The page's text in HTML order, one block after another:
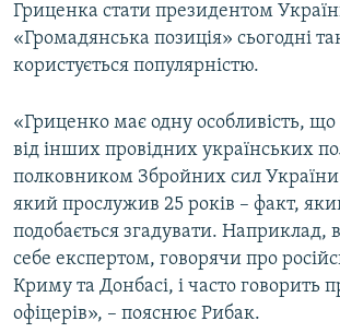
Гриценка стати президентом
«Громадянська позиція» сьогодні
користується популярністю.
«Гриценко має одну особливість, що
від інших провідних українських
полковником Збройних сил України
який прослужив 25 років – факт,
подобається згадувати. Наприклад,
себе експертом, говорячи про
Криму та Донбасі, і часто говорить
офіцерів», – пояснює Рибак.